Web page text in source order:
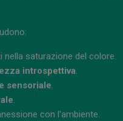
saturazione del colore.
introspettiva.
sensoriale.
.
con l'ambiente.